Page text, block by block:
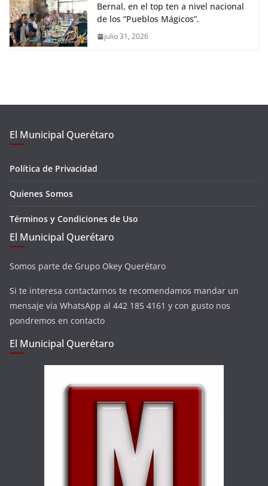
Bernal, en el top ten a nivel nacional
de los “Pueblos Mágicos”.
julio 31, 2026
El Municipal Querétaro
Política de Privacidad
Quienes Somos
Términos y Condiciones de Uso
El Municipal Querétaro
Somos parte de Grupo Okey Querétaro
Si te interesa contactarnos te recomendamos mandar un
mensaje vía WhatsApp al 442 185 4161 y con gusto nos
pondremos en contacto
El Municipal Querétaro